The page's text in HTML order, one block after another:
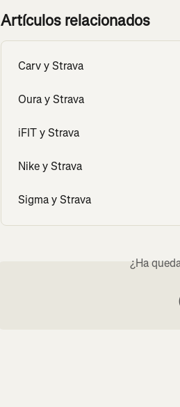
Artículos relacionados
Carv y Strava
Oura y Strava
iFIT y Strava
Nike y Strava
Sigma y Strava
¿Ha